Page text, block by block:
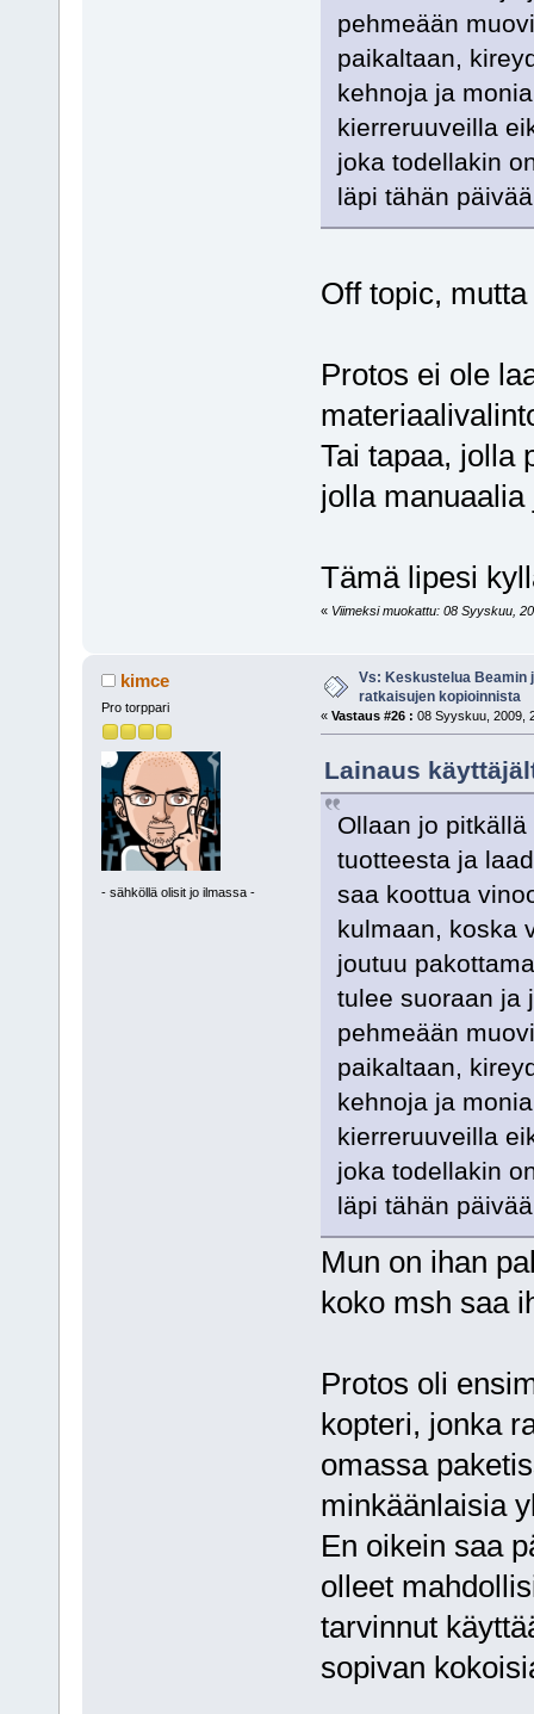
pehmeään
paikaltaan,
kehnoja ja
kierreruuveilla
joka todellakin
läpi tähän
Off topic,
Protos ei ole
Tai tapaa, jolla
jolla
Tämä lipesi
« Viimeksi muokattu: 08 Syyskuu,
kimce
Pro torppari
- sähköllä olisit jo ilmassa -
Vs: Keskustelua Beamin
ratkaisujen kopioinnista
« Vastaus #26 : 08 Syyskuu, 2009,
Lainaus
Ollaan jo
tuotteesta ja
saa koottua
kulmaan, koska
joutuu
tulee suoraan ja
pehmeään
paikaltaan,
kehnoja ja
kierreruuveilla
joka todellakin
läpi tähän
Mun on ihan
koko msh saa
Protos oli
kopteri, jonka
omassa
minkäänlaisia
En oikein saa
olleet
tarvinnut
sopivan